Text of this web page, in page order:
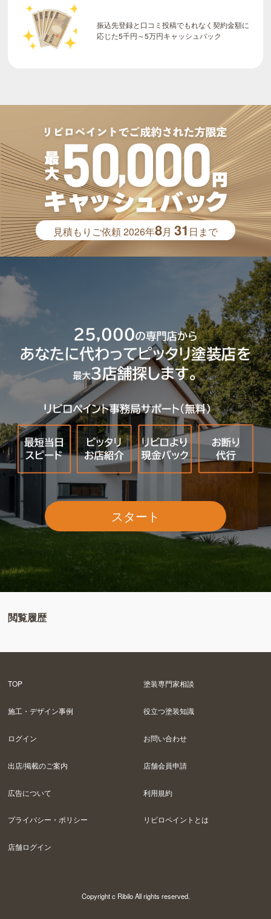
振込先登録と口コミ投稿でもれなく契約金額に
応じた5千円～5万円キャッシュバック
見積もりご依頼2026年8月31 日まで
スタート
閲覧履歴
TOP 塗装専門家相談
施工・デザイン事例 役立つ塗装知識
ログイン お問い合わせ
出店/掲載のご案内 店舗会員申請
広告について 利用規約
プライバシー・ポリシー リビロペイントとは
店舗ログイン
Copyright c Ribilo All rights reserved.